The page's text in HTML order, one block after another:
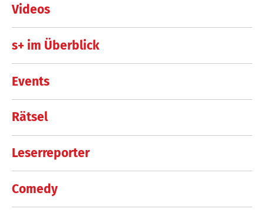
Videos
s+ im Überblick
Events
Rätsel
Leserreporter
Comedy